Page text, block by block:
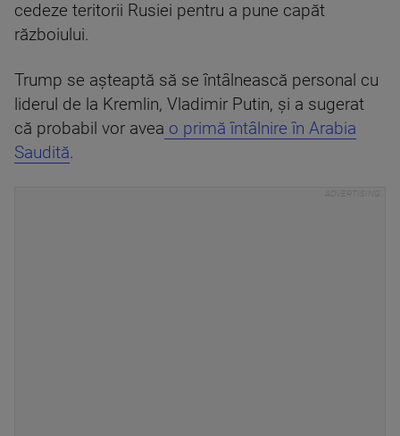
cedeze teritorii Rusiei pentru a pune capăt
războiului.
Trump se aşteaptă să se întâlnească personal cu
liderul de la Kremlin, Vladimir Putin, şi a sugerat
că probabil vor avea o primă întâlnire în Arabia
Saudită.